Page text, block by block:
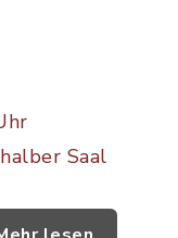
Saal